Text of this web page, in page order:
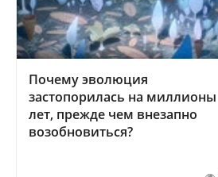
Почему эволюция
застопорилась на миллионы
лет, прежде чем внезапно
возобновиться?